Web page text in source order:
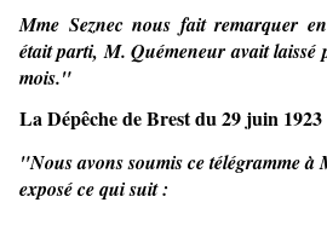
Mme Seznec nous fait remarquer
était parti, M. Quémeneur avait laissé
mois."
La Dépêche de Brest du 29 juin 1923
"Nous avons soumis ce télégramme à
exposé ce qui suit :